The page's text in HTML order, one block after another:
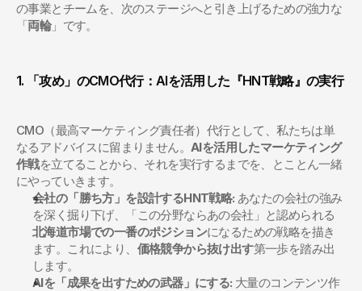
の事業とチームを、次のステージへと引き上げるための強力な
「両輪」です。
1. 「攻め」のCMO代行：AIを活用した『HNT戦略』の実行
CMO（最高マーケティング責任者）代行として、私たちは単
なるアドバイスに留まりません。 AIを活用したマーケティング
作戦を立てることから、それを実行するまでを、とことん一緒
にやっていきます。
会社の「勝ち方」を設計するHNT戦略: あなたの会社の強み
を深く掘り下げ、「この分野ならあの会社」と認められる
北海道市場での一番のポジションになるための戦略を描き
ます。これにより、 価格競争から抜け出す第一歩を踏み出
します。
AIを「成果を出すための武器」にする: 大量のコンテンツ作